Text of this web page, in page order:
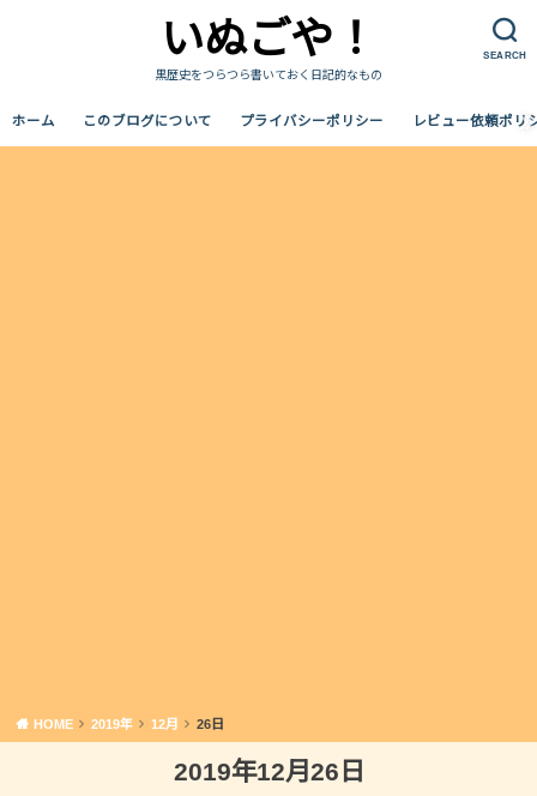
SEARCH
いぬごや！
黒歴史をつらつら書いておく日記的なもの
ホーム このブログについて プライバシーポリシー レビュー依頼ポリ
HOME 2019年 12月 26日
2019年12月26日